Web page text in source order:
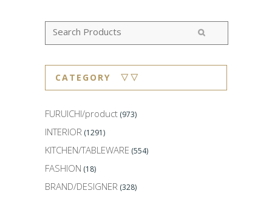
CATEGORY ▽▽
FURUICHI/product (973)
INTERIOR (1291)
KITCHEN/TABLEWARE (554)
FASHION (18)
BRAND/DESIGNER (328)